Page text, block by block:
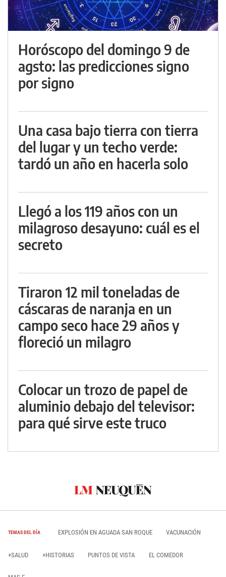
Horóscopo del domingo 9 de
agsto: las predicciones signo
por signo
Una casa bajo tierra con tierra
del lugar y un techo verde:
tardó un año en hacerla solo
Llegó a los 119 años con un
milagroso desayuno: cuál es el
secreto
Tiraron 12 mil toneladas de
cáscaras de naranja en un
campo seco hace 29 años y
floreció un milagro
Colocar un trozo de papel de
aluminio debajo del televisor:
para qué sirve este truco
TEMAS DEL DÍA EXPLOSIÓN EN AGUADA SAN ROQUE VACUNACIÓN
+SALUD +HISTORIAS PUNTOS DE VISTA EL COMEDOR